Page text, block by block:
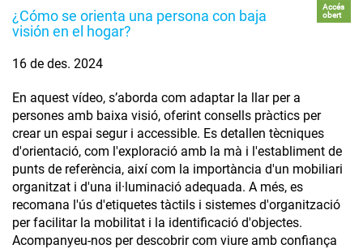
¿Cómo se orienta una persona con baja
visión en el hogar?
Accés
obert
16 de des. 2024
En aquest vídeo, s’aborda com adaptar la llar per a
persones amb baixa visió, oferint consells pràctics per
crear un espai segur i accessible. Es detallen tècniques
d'orientació, com l'exploració amb la mà i l'establiment de
punts de referència, així com la importància d'un mobiliari
organitzat i d'una il·luminació adequada. A més, es
recomana l'ús d'etiquetes tàctils i sistemes d'organització
per facilitar la mobilitat i la identificació d'objectes.
Acompanyeu-nos per descobrir com viure amb confiança